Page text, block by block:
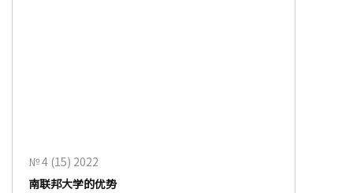
№ 4 (15) 2022
南联邦大学的优势